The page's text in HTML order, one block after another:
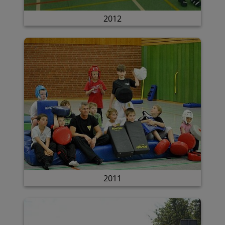
2012
2011